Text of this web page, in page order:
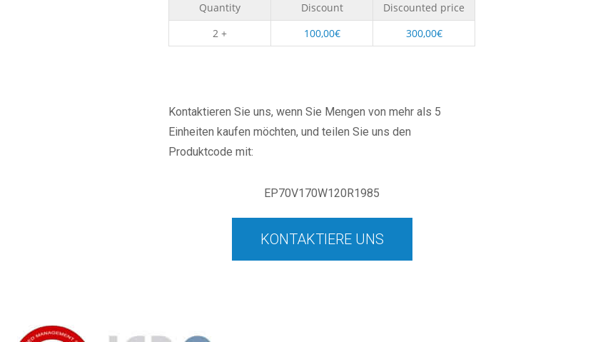
Quantity Discount
Discounted price
2 +
100,00€ 300,00€
Kontaktieren Sie uns, wenn Sie Mengen von mehr als 5
Einheiten kaufen möchten, und teilen Sie uns den
Produktcode mit:
EP70V170W120R1985
KONTAKTIERE UNS